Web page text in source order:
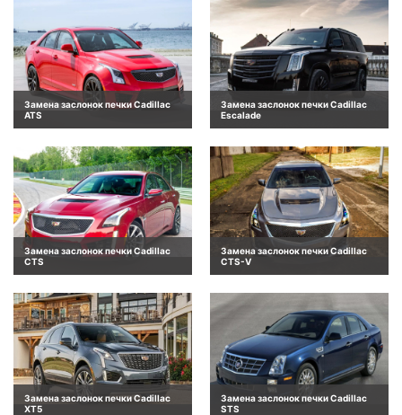
Замена заслонок печки Cadillac
ATS
Замена заслонок печки Cadillac
Escalade
Замена заслонок печки Cadillac
CTS
Замена заслонок печки Cadillac
CTS-V
Замена заслонок печки Cadillac
XT5
Замена заслонок печки Cadillac
STS